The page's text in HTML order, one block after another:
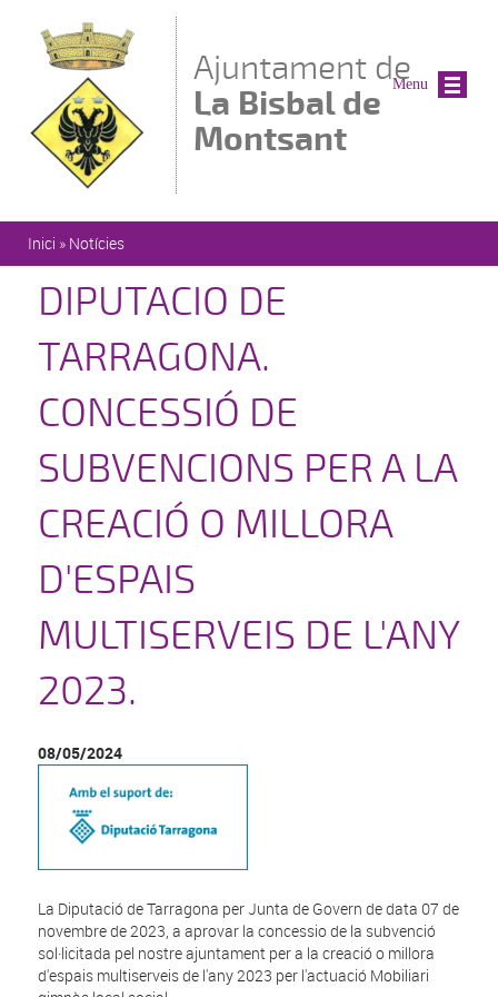
Ajuntament de
La Bisbal de
Montsant
Esteu aquí
Inici » Notícies
DIPUTACIO DE
TARRAGONA.
CONCESSIÓ DE
SUBVENCIONS PER A LA
CREACIÓ O MILLORA
D'ESPAIS
MULTISERVEIS DE L'ANY
2023.
08/05/2024
La Diputació de Tarragona per Junta de Govern de data 07 de
novembre de 2023, a aprovar la concessio de la subvenció
sol·licitada pel nostre ajuntament per a la creació o millora
d'espais multiserveis de l'any 2023 per l'actuació Mobiliari
Menu